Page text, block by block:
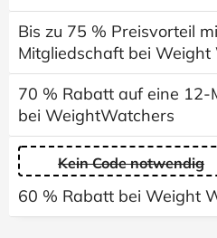
Bis zu 75 % Preisvorteil
Mitgliedschaft bei Weight
70 % Rabatt auf eine
bei WeightWatchers
Kein Code notwendig
60 % Rabatt bei Weight